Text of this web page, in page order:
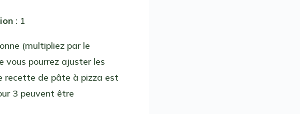
: 1
(multipliez par le
vous pourrez ajuster les
recette de pâte à pizza est
3 peuvent être